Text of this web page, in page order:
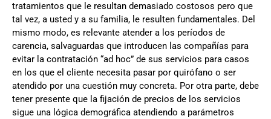
tratamientos que le resultan demasiado costosos pero que
tal vez, a usted y a su familia, le resulten fundamentales. Del
mismo modo, es relevante atender a los períodos de
carencia, salvaguardas que introducen las compañías para
evitar la contratación “ad hoc” de sus servicios para casos
en los que el cliente necesita pasar por quirófano o ser
atendido por una cuestión muy concreta. Por otra parte, debe
tener presente que la fijación de precios de los servicios
sigue una lógica demográfica atendiendo a parámetros